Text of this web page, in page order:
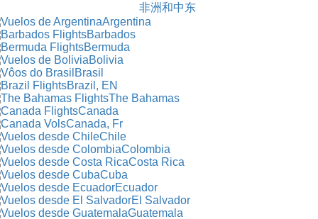
非洲和中东
Argentina
Barbados
Bermuda
Bolivia
Brasil
Brazil, EN
The Bahamas
Canada
Canada, Fr
Chile
Colombia
Costa Rica
Cuba
Ecuador
El Salvador
Guatemala